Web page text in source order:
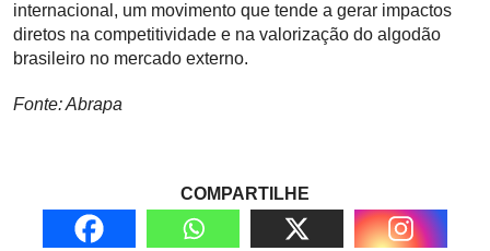
internacional, um movimento que tende a gerar impactos
diretos na competitividade e na valorização do algodão
brasileiro no mercado externo.
Fonte: Abrapa
COMPARTILHE